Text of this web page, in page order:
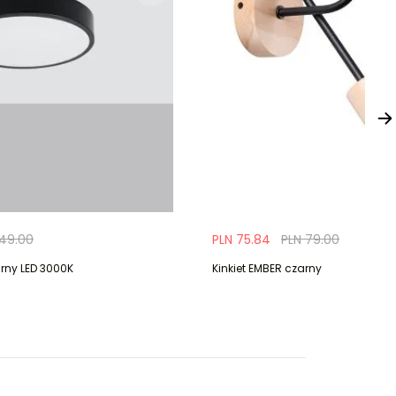
LED 3000K
PLN 79.00
PLN 75.84
Kinkiet EMBER czarny